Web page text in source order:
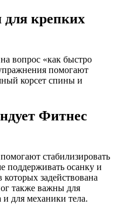
крепких
вопрос «как быстро
помогают
корсет спины и
Фитнес
стабилизировать
поддерживать осанку и
задействована
также важны для
для механики тела.